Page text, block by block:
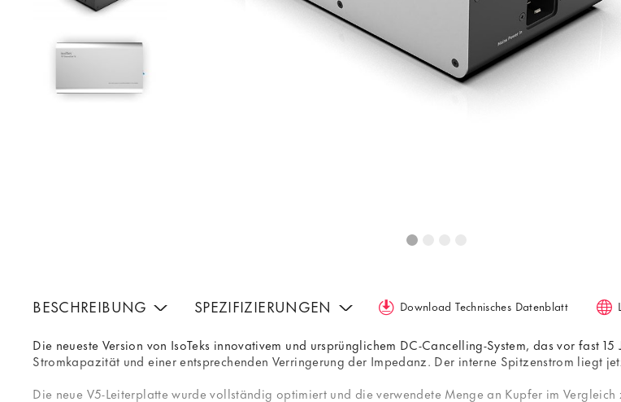
BESCHREIBUNG
Die neueste Version von IsoTeks innovativem und ursprünglichem DC-Cancelling-System, das vor fast
Stromkapazität und einer entsprechenden Verringerung der Impedanz. Der interne Spitzenstrom liegt
Die neue V5-Leiterplatte wurde vollständig optimiert und die verwendete Menge an Kupfer im
SPEZIFIZIERUNGEN Download Technisches Datenblatt